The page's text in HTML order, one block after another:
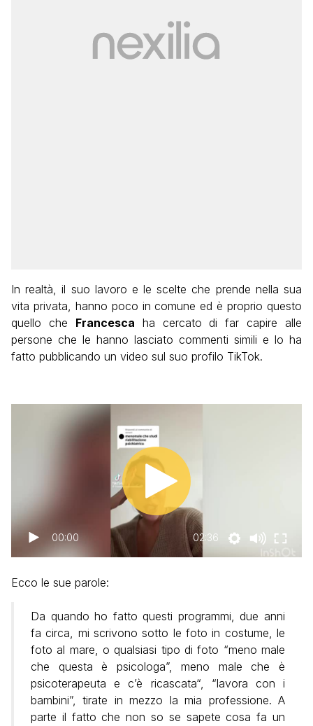
In realtà, il suo lavoro e le scelte che prende nella sua
vita privata, hanno poco in comune ed è proprio questo
quello che Francesca ha cercato di far capire alle
persone che le hanno lasciato commenti simili e lo ha
fatto pubblicando un video sul suo profilo TikTok.
00:00 02:36
Ecco le sue parole:
Da quando ho fatto questi programmi, due anni
fa circa, mi scrivono sotto le foto in costume, le
foto al mare, o qualsiasi tipo di foto “meno male
che questa è psicologa”, meno male che è
psicoterapeuta e c’è ricascata“, “lavora con i
bambini”, tirate in mezzo la mia professione. A
parte il fatto che non so se sapete cosa fa un